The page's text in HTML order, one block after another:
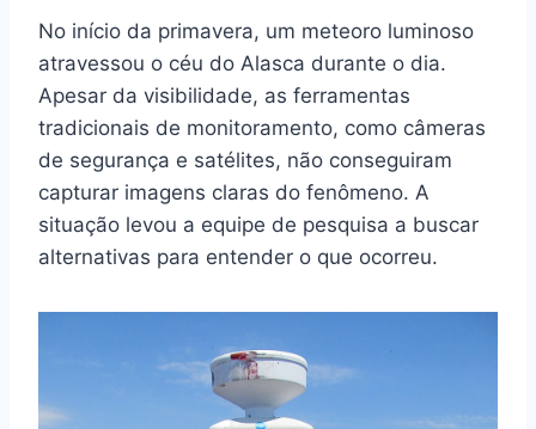
No início da primavera, um meteoro luminoso
atravessou o céu do Alasca durante o dia.
Apesar da visibilidade, as ferramentas
tradicionais de monitoramento, como câmeras
de segurança e satélites, não conseguiram
capturar imagens claras do fenômeno. A
situação levou a equipe de pesquisa a buscar
alternativas para entender o que ocorreu.